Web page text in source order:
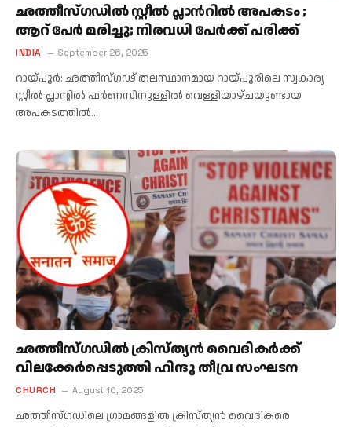
ഛത്തീസ്ഗഡിൽ സ്റ്റീൽ പ്ലാന്‍റിൽ അപകടം ;
ആറ് പേർ മരിച്ചു; നിരവധി പേർക്ക് പരിക്ക്
INDIA September 26, 2025
റായ്പൂർ: ഛത്തീസ്ഗഢ് തലസ്ഥാനമായ റായ്പൂരിലെ സ്വകാര്യ
സ്റ്റീൽ പ്ലാന്റിൽ ഫർണസിനുള്ളിൽ വെള്ളിയാഴ്ചയുണ്ടായ
അപകടത്തിൽ…
ഛത്തീസ്ഗഡിൽ ക്രിസ്ത്യൻ വൈദികർക്ക്
വിലക്കേർപ്പെടുത്തി ഹിന്ദു തീവ്ര സംഘടന
CHURCH August 10, 2025
ഛത്തീസ്‌ഗഡിലെ ഗ്രാമങ്ങളിൽ ക്രിസ്‌ത്യൻ വൈദികരെ